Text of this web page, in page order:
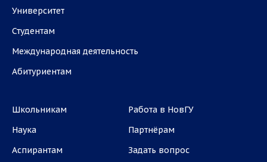
Университет
Студентам
Международная деятельность
Абитуриентам
Школьникам
Наука
Аспирантам
Работа в НовГУ
Партнёрам
Задать вопрос